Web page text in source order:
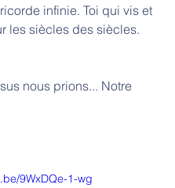
infinie. Toi qui vis et
les siècles des siècles.
nous prions... Notre
9WxDQe-1-wg